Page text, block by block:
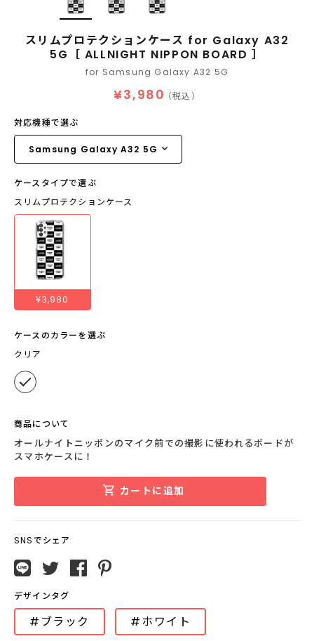
スリムプロテクションケース for Galaxy A32
5G［ ALLNIGHT NIPPON BOARD ］
for Samsung Galaxy A32 5G
¥3,980 （税込）
対応機種で選ぶ
ケースタイプで選ぶ
スリムプロテクションケース
¥3,980
ケースのカラーを選ぶ
クリア
商品について
オールナイトニッポンのマイク前での撮影に使われるボードが
スマホケースに！
カートに追加
SNSでシェア
デザインタグ
#ブラック #ホワイト